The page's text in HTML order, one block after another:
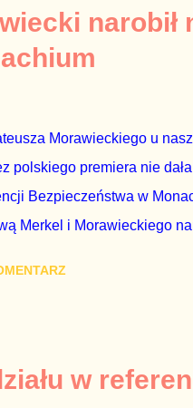
pięt. Smutne, że znowu dał
2007 roku też tak się stało.
parlamentarnymi do biur
a kilka dni później...
narobił
Morawieckiego u
polskiego premiera nie
Bezpieczeństwa w
Merkel i Morawieckiego
Hiszpanii, ale – uwaga – z
mu przejść przez gardło
w